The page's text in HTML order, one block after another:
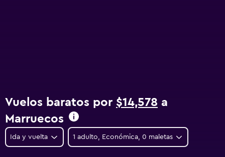
Vuelos baratos por $14,578 a
Marruecos
Ida y vuelta 1 adulto, Económica, 0 maletas